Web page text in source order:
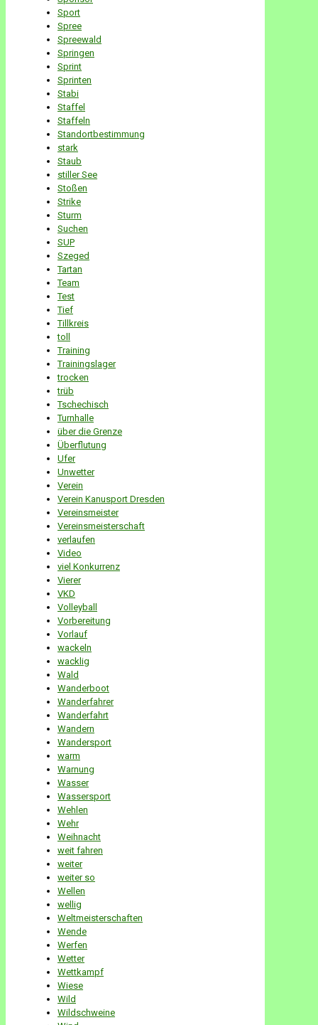
Sport
Spree
Spreewald
Springen
Sprint
Sprinten
Stabi
Staffel
Staffeln
Standortbestimmung
stark
Staub
stiller See
Stoßen
Strike
Sturm
Suchen
SUP
Szeged
Tartan
Team
Test
Tief
Tillkreis
toll
Training
Trainingslager
trocken
trüb
Tschechisch
Turnhalle
über die Grenze
Überflutung
Ufer
Unwetter
Verein
Verein Kanusport Dresden
Vereinsmeister
Vereinsmeisterschaft
verlaufen
Video
viel Konkurrenz
Vierer
VKD
Volleyball
Vorbereitung
Vorlauf
wackeln
wacklig
Wald
Wanderboot
Wanderfahrer
Wanderfahrt
Wandern
Wandersport
warm
Warnung
Wasser
Wassersport
Wehlen
Wehr
Weihnacht
weit fahren
weiter
weiter so
Wellen
wellig
Weltmeisterschaften
Wende
Werfen
Wetter
Wettkampf
Wiese
Wild
Wildschweine